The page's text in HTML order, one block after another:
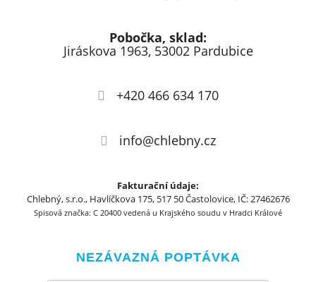
Pobočka, sklad:
Jiráskova 1963, 53002 Pardubice
+420 466 634 170
info@chlebny.cz
Fakturační údaje:
Chlebný, s.r.o., Havlíčkova 175, 517 50 Častolovice, IČ: 27462676
Spisová značka: C 20400 vedená u Krajského soudu v Hradci Králové
NEZÁVAZNÁ POPTÁVKA